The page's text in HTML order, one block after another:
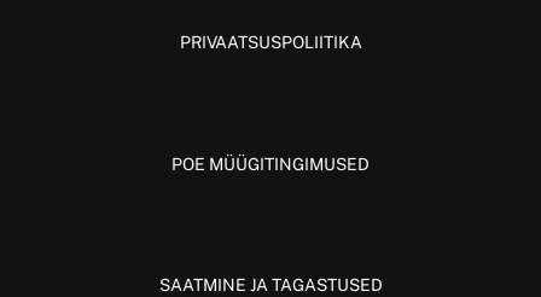
PRIVAATSUSPOLIITIKA
POE MÜÜGITINGIMUSED
SAATMINE JA TAGASTUSED